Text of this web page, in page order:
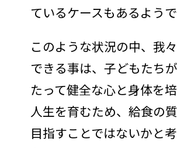
ているケースもあるようで
このような状況の中、我
できる事は、子どもたち
たって健全な心と身体を
人生を育むため、給食の
目指すことではないかと